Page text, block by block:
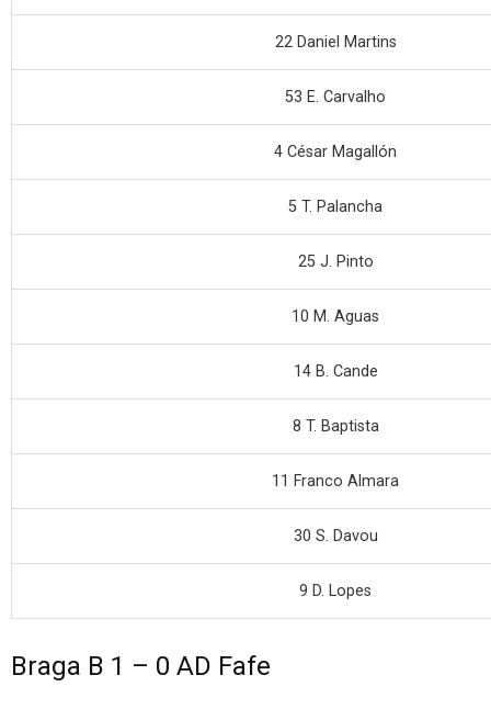
22 Daniel Martins
53 E. Carvalho
4 César Magallón
5 T. Palancha
25 J. Pinto
10 M. Aguas
14 B. Cande
8 T. Baptista
11 Franco Almara
30 S. Davou
9 D. Lopes
Braga B 1 – 0 AD Fafe